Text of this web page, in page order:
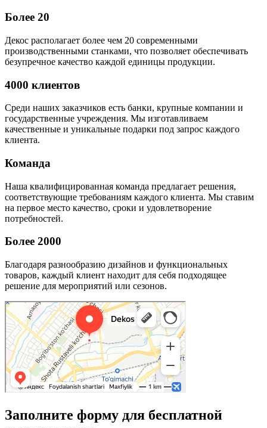
Более 20
Декос располагает более чем 20 современными
производственными станками, что позволяет обеспечивать
безупречное качество каждой единицы продукции.
4000 клиентов
Среди наших заказчиков есть банки, крупные компании и
государственные учреждения. Мы изготавливаем
качественные и уникальные подарки под запрос каждого
клиента.
Команда
Наша квалифицированная команда предлагает решения,
соответствующие требованиям каждого клиента. Мы ставим
на первое место качество, сроки и удовлетворение
потребностей.
Более 2000
Благодаря разнообразию дизайнов и функциональных
товаров, каждый клиент находит для себя подходящее
решение для мероприятий или сезонов.
Заполните форму для бесплатной